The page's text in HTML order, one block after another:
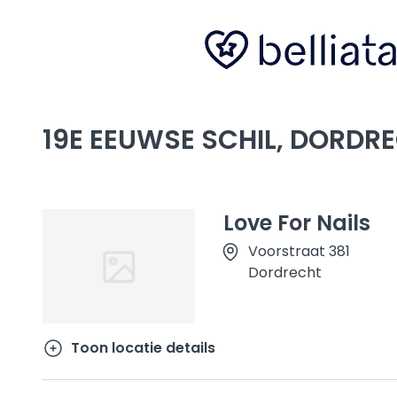
19E EEUWSE SCHIL,
Love For Nails
Voorstraat 381
Dordrecht
Toon locatie details